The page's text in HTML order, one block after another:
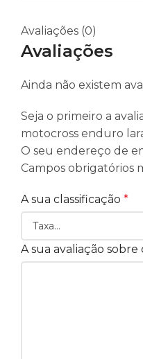
Avaliações (0)
Avaliações
Ainda não existem
Seja o primeiro a
motocross enduro
O seu endereço de
Campos obrigatórios
A sua classificação *
A sua avaliação